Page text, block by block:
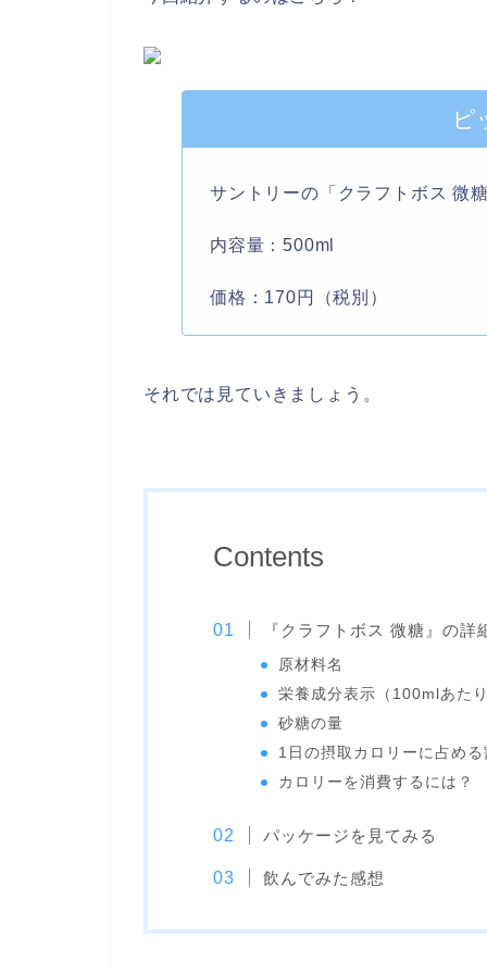
ピ
サントリーの「クラフトボス 微糖
内容量：500ml
価格：170円（税別）
それでは見ていきましょう。
Contents
『クラフトボス 微糖』の詳
原材料名
栄養成分表示（100mlあたり
砂糖の量
1日の摂取カロリーに占める
カロリーを消費するには？
パッケージを見てみる
飲んでみた感想